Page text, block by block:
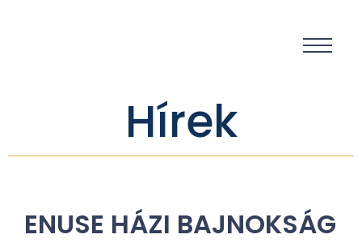
Hírek
ENUSE HÁZI BAJNOKSÁG